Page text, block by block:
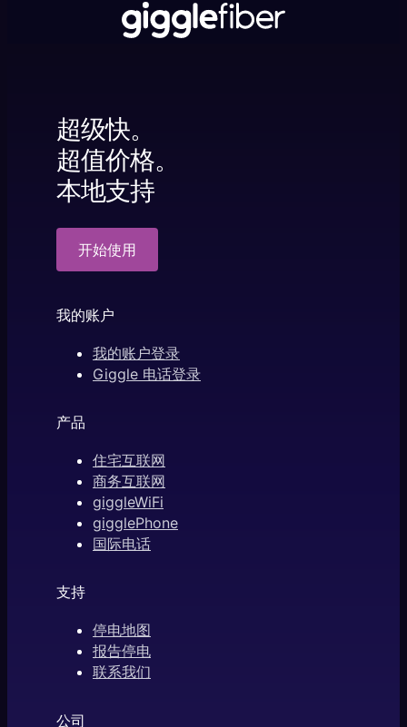
超级快。
超值价格。
本地支持
开始使用
我的账户
我的账户登录
Giggle 电话登录
产品
住宅互联网
商务互联网
giggleWiFi
gigglePhone
国际电话
支持
停电地图
报告停电
联系我们
公司